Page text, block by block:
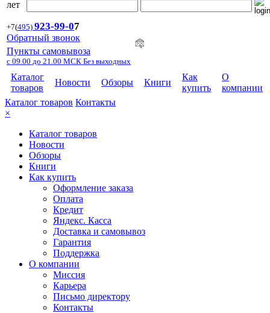
+7(495) 923-99-07
Обратный звонок
Пункты самовывоза
с 09.00 до 21.00 МСК Без выходных
Каталог
товаров
Новости Обзоры Книги
Как
купить
О
компании
Каталог товаров Контакты
×
Каталог товаров
Новости
Обзоры
Книги
Как купить
Оформление заказа
Оплата
Кредит
Яндекс. Касса
Доставка и самовывоз
Гарантия
Поддержка
О компании
Миссия
Карьера
Письмо директору
Контакты